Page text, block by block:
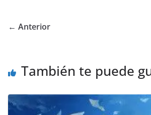
← Anterior
También te puede